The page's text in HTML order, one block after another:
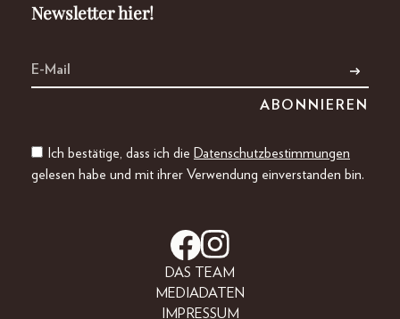
Newsletter hier!
Ich bestätige, dass ich die Datenschutzbestimmungen
gelesen habe und mit ihrer Verwendung einverstanden bin.
DAS TEAM
MEDIADATEN
IMPRESSUM